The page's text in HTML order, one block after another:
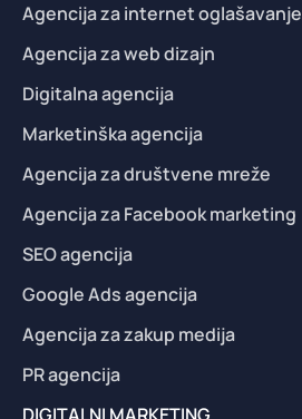
Agencija za internet oglašavanje
Agencija za web dizajn
Digitalna agencija
Marketinška agencija
Agencija za društvene mreže
Agencija za Facebook marketing
SEO agencija
Google Ads agencija
Agencija za zakup medija
PR agencija